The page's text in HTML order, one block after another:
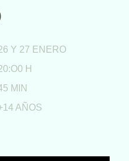
Y 27 ENERO
H
MIN
AÑOS